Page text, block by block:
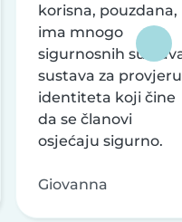
korisna, pouzdana,
ima mnogo
sigurnosnih
sustava za provjeru
identiteta koji čine
da se članovi
osjećaju sigurno.
Giovanna